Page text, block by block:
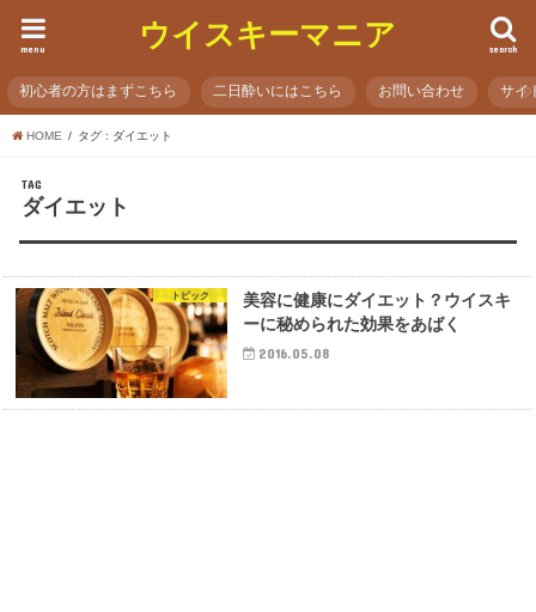
ウイスキーマニア search
menu
初心者の方はまずこちら 二日酔いにはこちら お問い合わせ サイ
HOME タグ : ダイエット
TAG
ダイエット
トピック
美容に健康にダイエット？ウイスキ
ーに秘められた効果をあばく
2016.05.08